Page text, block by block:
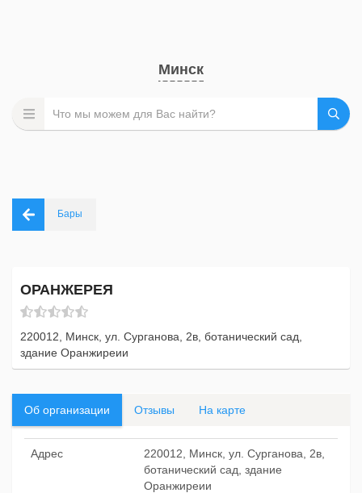
Минск
Бары
ОРАНЖЕРЕЯ
220012, Минск, ул. Сурганова, 2в, ботанический сад,
здание Оранжиреии
Об организации Отзывы На карте
Адрес
220012, Минск, ул. Сурганова, 2в,
ботанический сад, здание
Оранжиреии